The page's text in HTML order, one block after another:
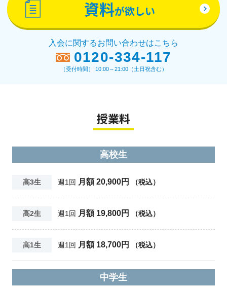
資料が欲しい
入会に関するお問い合わせはこちら
0120-334-117
［受付時間］ 10:00～21:00（土日祝含む）
授業料
高校生
高3生 週1回 月額 20,900円 （税込）
高2生 週1回 月額 19,800円 （税込）
高1生 週1回 月額 18,700円 （税込）
中学生